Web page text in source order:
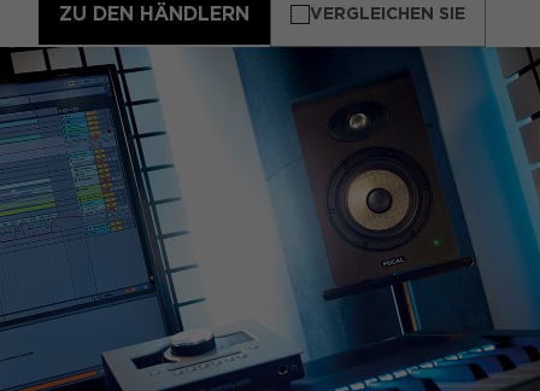
ZU DEN HÄNDLERN VERGLEICHEN SIE